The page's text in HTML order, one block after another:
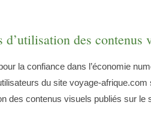
d’utilisation des contenus
la confiance dans l’économie
du site voyage-afrique.com
des contenus visuels publiés sur le